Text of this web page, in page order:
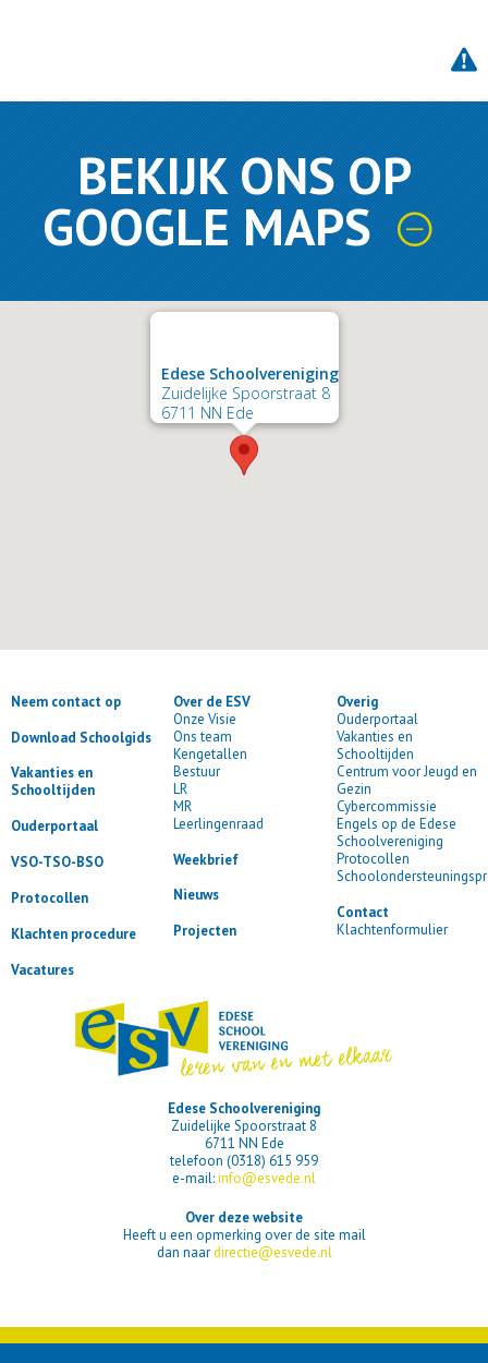
BEKIJK ONS OP
GOOGLE MAPS
Edese Schoolvereniging
Zuidelijke Spoorstraat 8
6711 NN Ede
Neem contact op
Download Schoolgids
Vakanties en
Schooltijden
Ouderportaal
VSO-TSO-BSO
Protocollen
Klachten procedure
Vacatures
Over de ESV
Onze Visie
Ons team
Kengetallen
Bestuur
LR
MR
Leerlingenraad
Weekbrief
Nieuws
Projecten
Overig
Ouderportaal
Vakanties en
Schooltijden
Centrum voor Jeugd en
Gezin
Cybercommissie
Engels op de Edese
Schoolvereniging
Protocollen
Contact
Klachtenformulier
Edese Schoolvereniging
Zuidelijke Spoorstraat 8
6711 NN Ede
telefoon (0318) 615 959
e-mail:info@esvede.nl
Over deze website
Heeft u een opmerking over de site mail
dan naardirectie@esvede.nl